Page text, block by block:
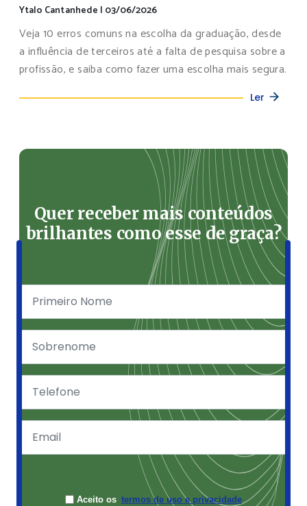
Ytalo Cantanhede | 03/06/2026
Veja 10 erros comuns na escolha da graduação, desde
a influência de terceiros até a falta de pesquisa sobre a
profissão, e saiba como fazer uma escolha mais segura.
Ler
Quer receber mais conteúdos
brilhantes como esse de graça?
Aceito os termos de uso e privacidade